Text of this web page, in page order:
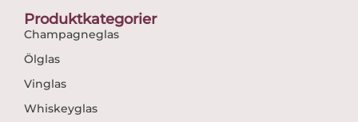
Produktkategorier
Champagneglas
Ölglas
Vinglas
Whiskeyglas